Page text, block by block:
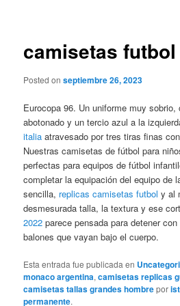
camisetas
Posted onseptiembre 26, 2023
Eurocopa 96. Un uniforme muy sobrio,
abotonado y un tercio azul a la
italia atravesado por tres tiras finas
Nuestras camisetas de fútbol para
perfectas para equipos de fútbol
completar la equipación del equipo de
sencilla, replicas camisetas futbol y al
desmesurada talla, la textura y ese
2022 parece pensada para detener
balones que vayan bajo el cuerpo.
Esta entrada fue publicada en
monaco argentina,camisetas replicas
camisetas tallas grandes hombrepor
permanente.